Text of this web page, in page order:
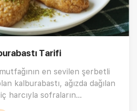
Tarifi
en sevilen şerbetli
kalburabastı, ağızda dağılan
harcıyla sofraların